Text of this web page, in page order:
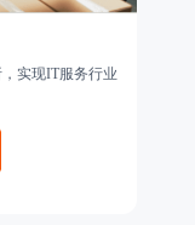
实现IT服务行业